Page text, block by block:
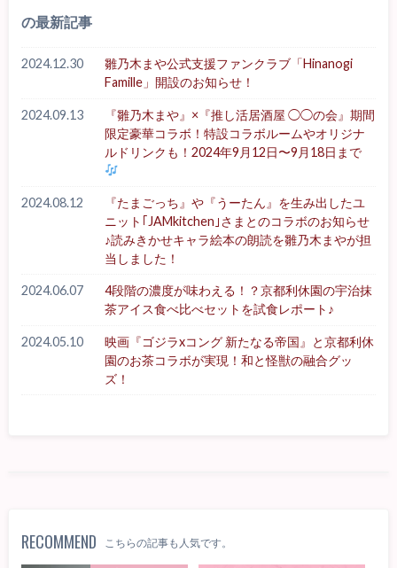
の最新記事
2024.12.30
雛乃木まや公式支援ファンクラブ「Hinanogi
Famille」開設のお知らせ！
2024.09.13
『雛乃木まや』×『推し活居酒屋 ◯◯の会』期間
限定豪華コラボ！特設コラボルームやオリジナ
ルドリンクも！2024年9月12日〜9月18日まで
2024.08.12
『たまごっち』や『うーたん』を生み出したユ
ニット｢JAMkitchen｣さまとのコラボのお知らせ
♪読みきかせキャラ絵本の朗読を雛乃木まやが担
当しました！
2024.06.07
4段階の濃度が味わえる！？京都利休園の宇治抹
茶アイス食べ比べセットを試食レポート♪
2024.05.10
映画『ゴジラxコング 新たなる帝国』と京都利休
園のお茶コラボが実現！和と怪獣の融合グッ
ズ！
RECOMMEND こちらの記事も人気です。